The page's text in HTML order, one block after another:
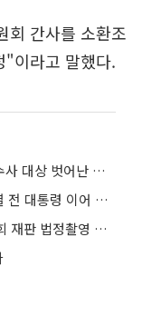
회 간사를 소환조
"이라고 말했다.
김건희 '집사' 김예성 첫 재판…"특검 수사 대상 벗어난 별건 기소"
김건희 첫 공판 법정 촬영 허가…윤석열 전 대통령 이어 모습 공개
법정촬영 첫 허가